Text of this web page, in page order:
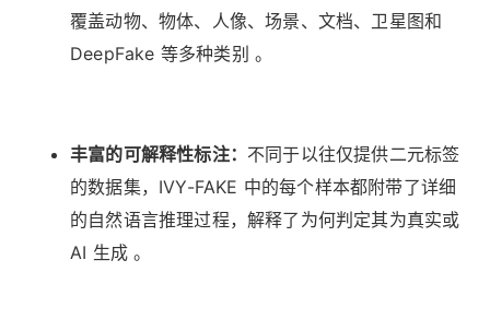
覆盖动物、物体、人像、场景、文档、卫星图和
DeepFake 等多种类别 。
丰富的可解释性标注： 不同于以往仅提供二元标签
的数据集，IVY-FAKE 中的每个样本都附带了详细
的自然语言推理过程，解释了为何判定其为真实或
AI 生成 。